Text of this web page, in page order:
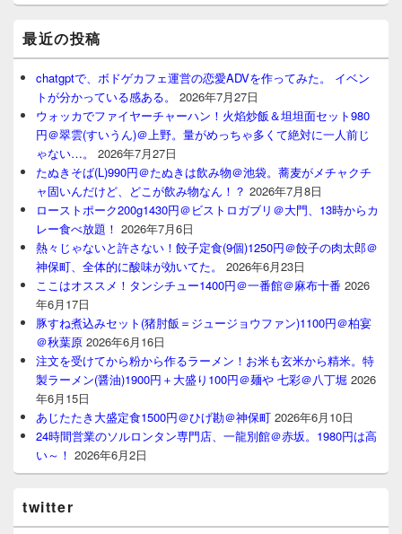
最近の投稿
chatgptで、ボドゲカフェ運営の恋愛ADVを作ってみた。 イベン
トが分かっている感ある。
2026年7月27日
ウォッカでファイヤーチャーハン！火焰炒飯＆坦坦面セット980
円＠翠雲(すいうん)＠上野。量がめっちゃ多くて絶対に一人前じ
ゃない…。
2026年7月27日
たぬきそば(L)990円＠たぬきは飲み物＠池袋。蕎麦がメチャクチ
ャ固いんだけど、どこが飲み物なん！？ 2026年7月8日
ローストポーク200g1430円＠ビストロガブリ＠大門、13時からカ
レー食べ放題！ 2026年7月6日
熱々じゃないと許さない！餃子定食(9個)1250円＠餃子の肉太郎＠
神保町、全体的に酸味が効いてた。
2026年6月23日
ここはオススメ！タンシチュー1400円＠一番館＠麻布十番 2026
年6月17日
豚すね煮込みセット(猪肘飯＝ジュージョウファン)1100円＠柏宴
＠秋葉原 2026年6月16日
注文を受けてから粉から作るラーメン！お米も玄米から精米。特
製ラーメン(醤油)1900円＋大盛り100円＠麺や 七彩＠八丁堀 2026
年6月15日
あじたたき大盛定食1500円＠ひげ勘＠神保町 2026年6月10日
24時間営業のソルロンタン専門店、一龍別館＠赤坂。1980円は高
い～！ 2026年6月2日
twitter